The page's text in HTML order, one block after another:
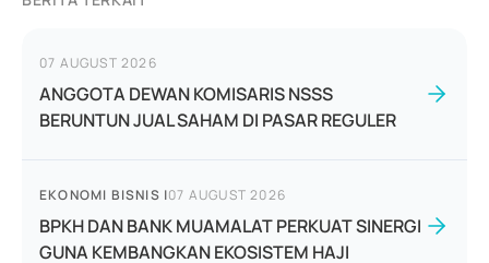
07 AUGUST 2026
ANGGOTA DEWAN KOMISARIS NSSS
BERUNTUN JUAL SAHAM DI PASAR REGULER
EKONOMI BISNIS |07 AUGUST 2026
BPKH DAN BANK MUAMALAT PERKUAT SINERGI
GUNA KEMBANGKAN EKOSISTEM HAJI